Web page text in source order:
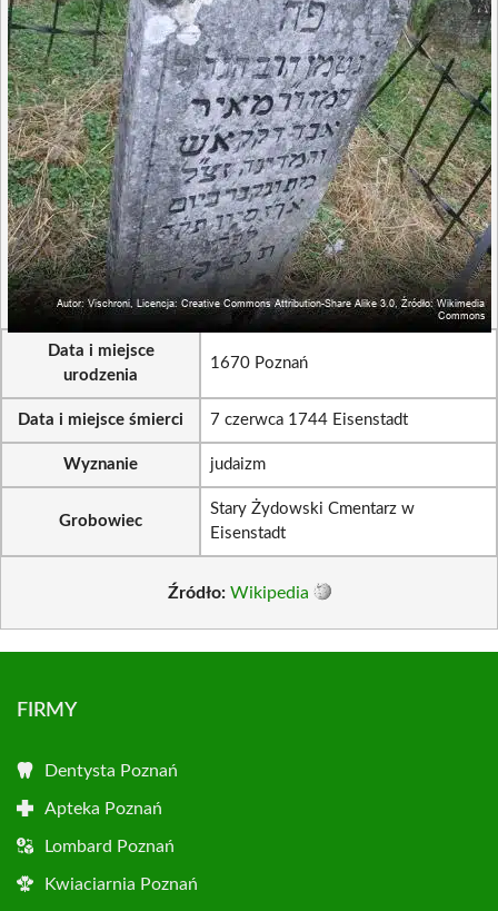
Data i miejsce
urodzenia
1670 Poznań
Data i miejsce śmierci 7 czerwca 1744 Eisenstadt
Wyznanie judaizm
Grobowiec
Stary Żydowski Cmentarz w
Eisenstadt
Źródło: Wikipedia
FIRMY
Dentysta Poznań
Apteka Poznań
Lombard Poznań
Kwiaciarnia Poznań